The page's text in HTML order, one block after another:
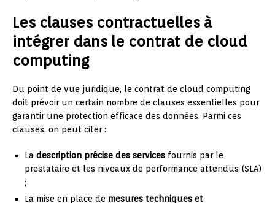
Les clauses contractuelles à
intégrer dans le contrat de cloud
computing
Du point de vue juridique, le contrat de cloud computing
doit prévoir un certain nombre de clauses essentielles pour
garantir une protection efficace des données. Parmi ces
clauses, on peut citer :
La description précise des services fournis par le
prestataire et les niveaux de performance attendus (SLA)
;
La mise en place de mesures techniques et